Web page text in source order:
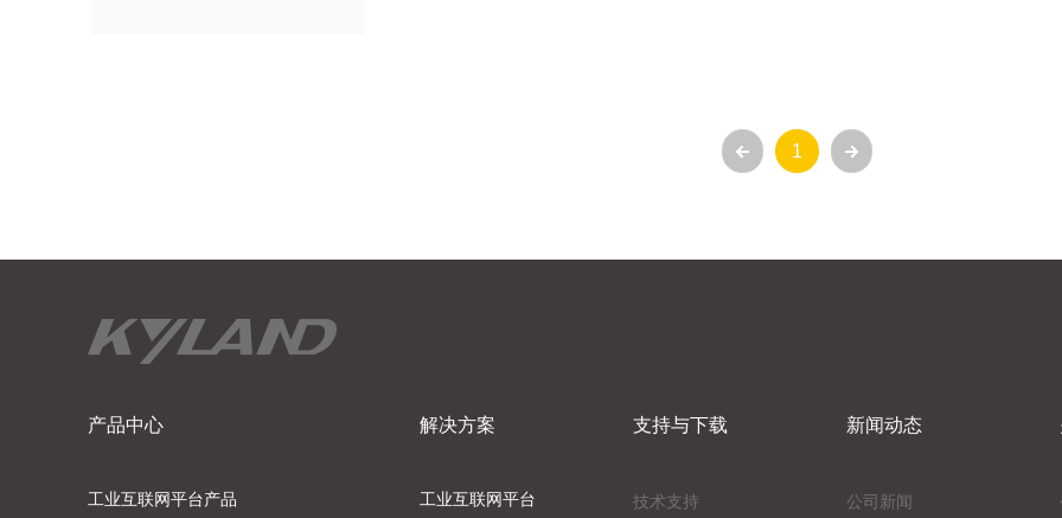
1
产品中心
工业互联网平台产品
解决方案
工业互联网平台
支持与下载
技术支持
新闻动态
公司新闻